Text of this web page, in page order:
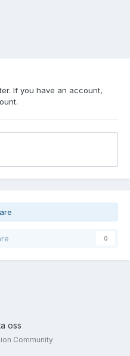
If you have an account,
0
oss
Community